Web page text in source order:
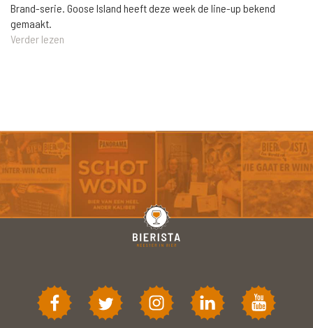
Brand-serie. Goose Island heeft deze week de line-up bekend
gemaakt.
Verder lezen